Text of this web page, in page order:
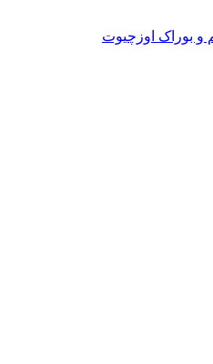
بوراک اوزچیوت